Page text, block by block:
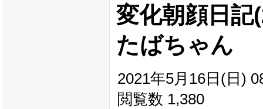
変化朝顔日記
たばちゃん
2021年5月16日(日)
閲覧数 1,380